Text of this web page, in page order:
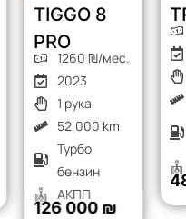
TIGGO 8
PRO
1260 ₪/мес.
2023
1 рука
52,000 km
Турбо
бензин
АКПП
126 000 ₪
48